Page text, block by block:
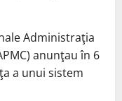
Administraţia
anunţau în 6
a unui sistem